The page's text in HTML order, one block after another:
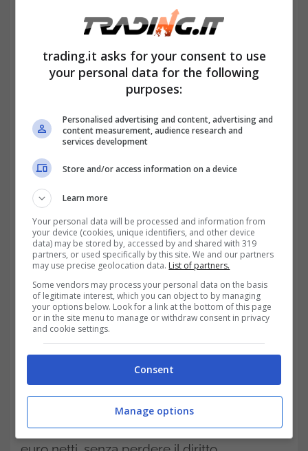
versamento di contributi da parte dei
datori di lavoro, ma è finanziata dalla
fiscalità generale, rendendola accessibile
quindi anche a chi non ha versato contributi
Un’ottima notizia per chi è disoccupato ma
svolge occasionalmente delle attività è
che nel 2025 è possibile cumulare la DIS-
COLLcon compensi derivanti da lavoro
accessorio fino a un limite annuale di 3.000
trading.it asks for your consent to use
your personal data for the following
purposes:
Personalised advertising and content, advertising and
content measurement, audience research and
services development
Store and/or access information on a device
Learn more
Your personal data will be processed and information from
your device (cookies, unique identifiers, and other device
data) may be stored by, accessed by and shared with 319
partners, or used specifically by this site. We and our partners
may use precise geolocation data. List of partners.
Some vendors may process your personal data on the basis
of legitimate interest, which you can object to by managing
your options below. Look for a link at the bottom of this page
or in the site menu to manage or withdraw consent in privacy
and cookie settings.
Consent
Manage options